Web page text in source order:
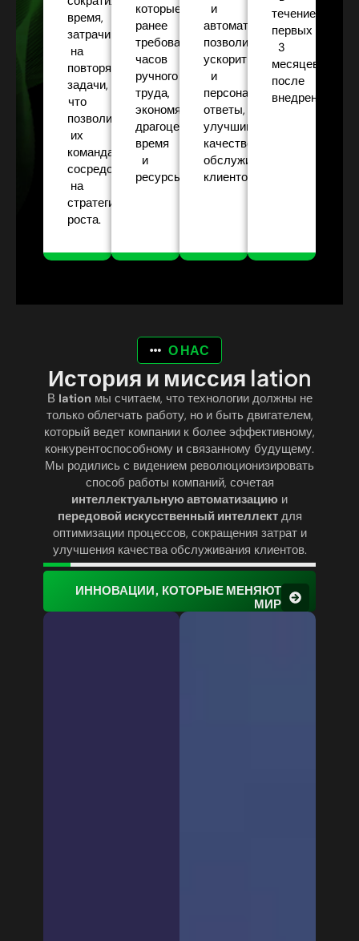
время,
затрачиваемое
на
повторяющиеся
задачи,
что
позволило
их
командам
сосредоточиться
на
стратегиях
роста.
которые
ранее
требовали
часов
ручного
труда,
экономя
драгоценное
время
и
ресурсы.
и
автоматизации
позволила
ускорить
и
персонализировать
ответы,
улучшив
качество
обслуживания
клиентов.
течение
первых
3
месяцев
после
внедрения.
О НАС
История и миссия Iation
В Iation мы считаем, что технологии должны не
только облегчать работу, но и быть двигателем,
который ведет компании к более эффективному,
конкурентоспособному и связанному будущему.
Мы родились с видением революционизировать
способ работы компаний, сочетая
интеллектуальную автоматизацию и
передовой искусственный интеллектдля
оптимизации процессов, сокращения затрат и
улучшения качества обслуживания клиентов.
ИННОВАЦИИ, КОТОРЫЕ МЕНЯЮТ
МИР